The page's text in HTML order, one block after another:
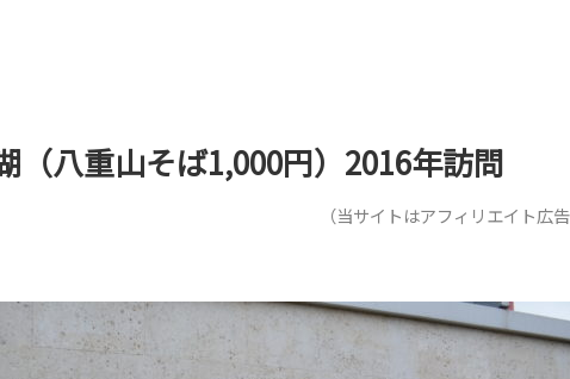
（八重山そば1,000円）2016年訪問
（当サイトはアフィリエイト広